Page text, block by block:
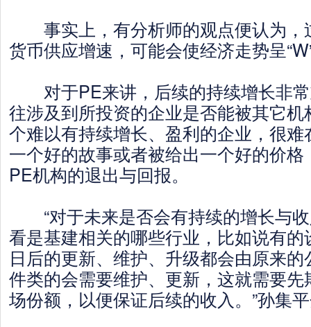
事实上，有分析师的观点便认为，
货币供应增速，可能会使经济走势呈
对于PE来讲，后续的持续增长非常
往涉及到所投资的企业是否能被其它
个难以有持续增长、盈利的企业，很
一个好的故事或者被给出一个好的价
PE机构的退出与回报。
“对于未来是否会有持续的增长与
看是基建相关的哪些行业，比如说有
日后的更新、维护、升级都会由原来
件类的会需要维护、更新，这就需要
场份额，以便保证后续的收入。”孙集